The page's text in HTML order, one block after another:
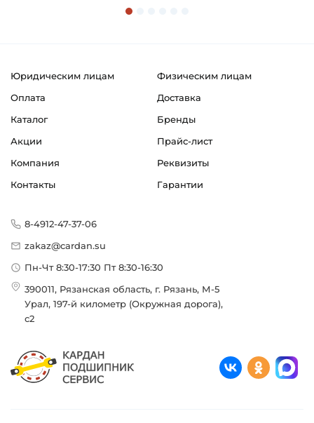
Способ фиксации подшипника в корпусе:
Смазка:
Обозначение в программе завода:
Классификация завода - производителя:
Корпусные шариковые подшипники типа Y
Страна происхождения:
Сербия
Юридическим лицам
Физическим лицам
Оплата
Доставка
Каталог
Бренды
Акции
Прайс-лист
Компания
Реквизиты
Контакты
Гарантии
8-4912-47-37-06
zakaz@cardan.su
Пн-Чт 8:30-17:30 Пт 8:30-16:30
390011, Рязанская область, г. Рязань, М-5
Урал, 197-й километр (Окружная дорога),
с2